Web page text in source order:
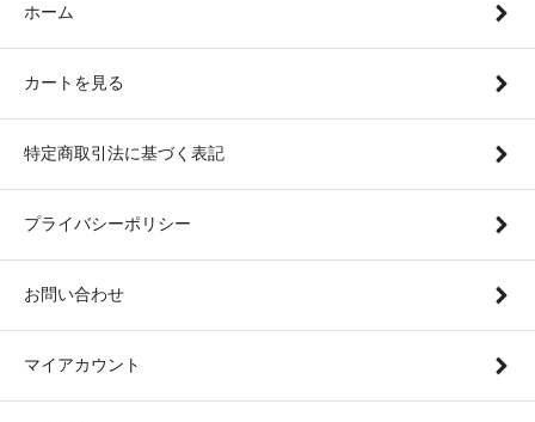
ホーム
カートを見る
特定商取引法に基づく表記
プライバシーポリシー
お問い合わせ
マイアカウント